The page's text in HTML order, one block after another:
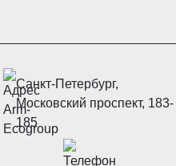
Санкт-Петербург,
Московский проспект, 183-
185